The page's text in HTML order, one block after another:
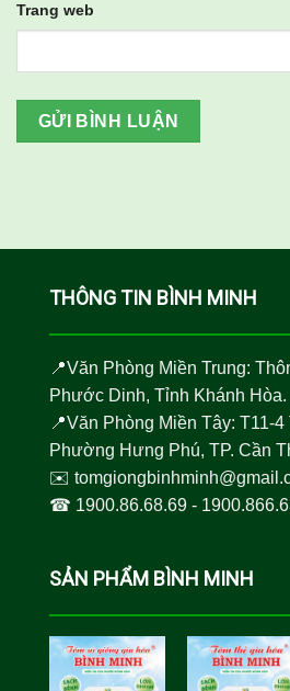
Trang web
THÔNG TIN BÌNH MINH
📍Văn Phòng Miền Trung:
Phước Dinh, Tỉnh Khánh Hòa.
📍Văn Phòng Miền Tây: T11-
Phường Hưng Phú, TP. Cần
✉️
☎︎ 1900.86.68.69-
SẢN PHẨM BÌNH MINH